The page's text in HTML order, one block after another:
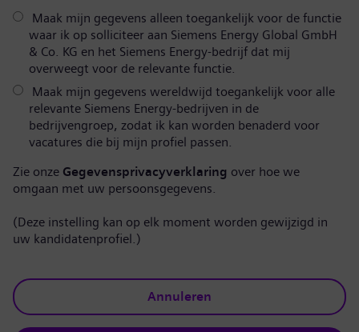
Maak mijn gegevens alleen toegankelijk voor de functie
waar ik op solliciteer aan Siemens Energy Global GmbH
& Co. KG en het Siemens Energy-bedrijf dat mij
overweegt voor de relevante functie.
Maak mijn gegevens wereldwijd toegankelijk voor alle
relevante Siemens Energy-bedrijven in de
bedrijvengroep, zodat ik kan worden benaderd voor
vacatures die bij mijn profiel passen.
Zie onze Gegevensprivacyverklaring over hoe we
omgaan met uw persoonsgegevens.
(Deze instelling kan op elk moment worden gewijzigd in
uw kandidatenprofiel.)
Annuleren